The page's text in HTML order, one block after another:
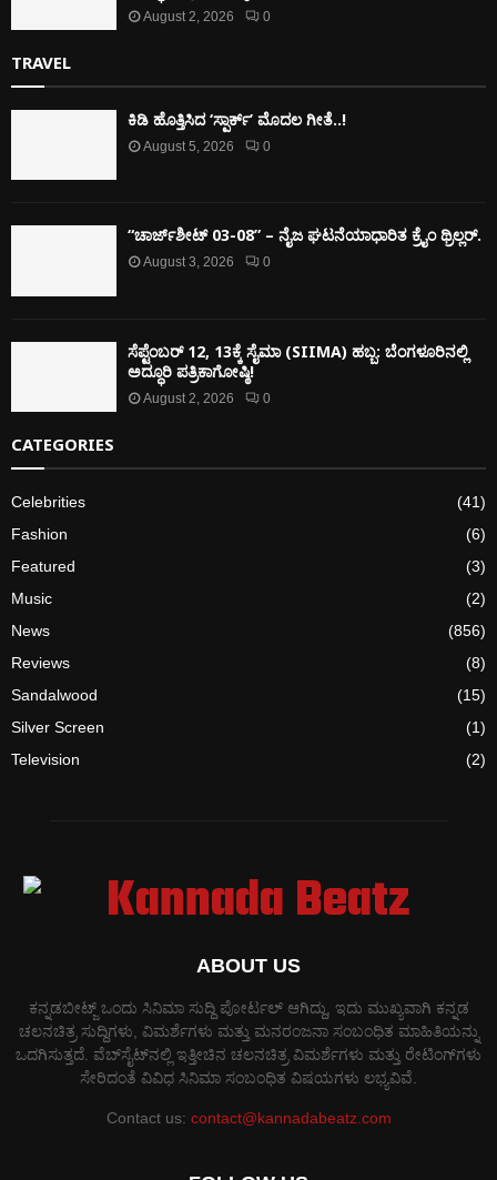
August 2, 2026 0
TRAVEL
ಕಿಡಿ‌‌ ಹೊತ್ತಿಸಿದ ‘ಸ್ಪಾರ್ಕ್’ ಮೊದಲ‌ ಗೀತೆ..!
August 5, 2026 0
“ಚಾರ್ಜ್‌ಶೀಟ್ 03-08” – ನೈಜ ಘಟನೆಯಾಧಾರಿತ ಕ್ರೈಂ ಥ್ರಿಲ್ಲರ್.
August 3, 2026 0
ಸೆಪ್ಟೆಂಬರ್ 12, 13ಕ್ಕೆ ಸೈಮಾ (SIIMA) ಹಬ್ಬ: ಬೆಂಗಳೂರಿನಲ್ಲಿ
ಅದ್ಧೂರಿ ಪತ್ರಿಕಾಗೋಷ್ಠಿ!
August 2, 2026 0
CATEGORIES
Celebrities
(41)
Fashion
(6)
Featured
(3)
Music
(2)
News
(856)
Reviews
(8)
Sandalwood
(15)
Silver Screen
(1)
Television
(2)
ABOUT US
ಕನ್ನಡಬೀಟ್ಜ್ ಒಂದು ಸಿನಿಮಾ ಸುದ್ದಿ ಪೋರ್ಟಲ್ ಆಗಿದ್ದು, ಇದು ಮುಖ್ಯವಾಗಿ ಕನ್ನಡ
ಚಲನಚಿತ್ರ ಸುದ್ದಿಗಳು, ವಿಮರ್ಶೆಗಳು ಮತ್ತು ಮನರಂಜನಾ ಸಂಬಂಧಿತ ಮಾಹಿತಿಯನ್ನು
ಒದಗಿಸುತ್ತದೆ. ವೆಬ್‌ಸೈಟ್‌ನಲ್ಲಿ ಇತ್ತೀಚಿನ ಚಲನಚಿತ್ರ ವಿಮರ್ಶೆಗಳು ಮತ್ತು ರೇಟಿಂಗ್‌ಗಳು
ಸೇರಿದಂತೆ ವಿವಿಧ ಸಿನಿಮಾ ಸಂಬಂಧಿತ ವಿಷಯಗಳು ಲಭ್ಯವಿವೆ.
Contact us: contact@kannadabeatz.com